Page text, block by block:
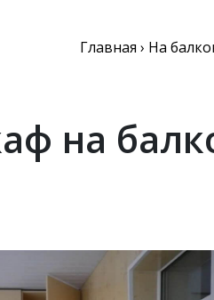
Главная › На
на